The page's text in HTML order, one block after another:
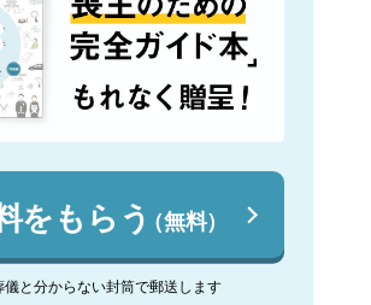
をもらう（無料）
儀と分からない封筒で郵送します